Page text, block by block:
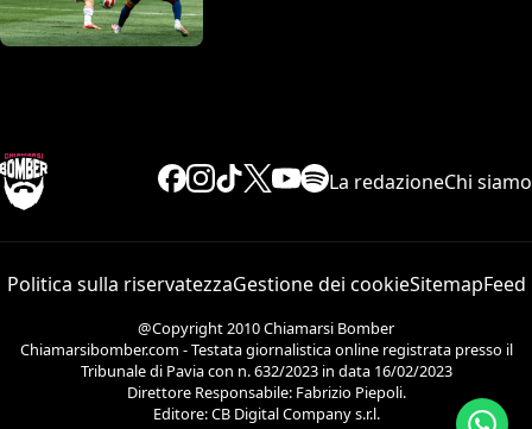
La redazioneChi siamo
Politica sulla riservatezzaGestione dei cookieSitemapFeed
@Copyright 2010 Chiamarsi Bomber
Chiamarsibomber.com - Testata giornalistica online registrata presso il
Tribunale di Pavia con n. 632/2023 in data 16/02/2023
Direttore Responsabile: Fabrizio Piepoli.
Editore: CB Digital Company s.r.l.